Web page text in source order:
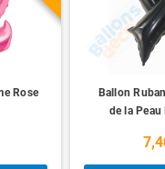
Rose
Ballon
de la